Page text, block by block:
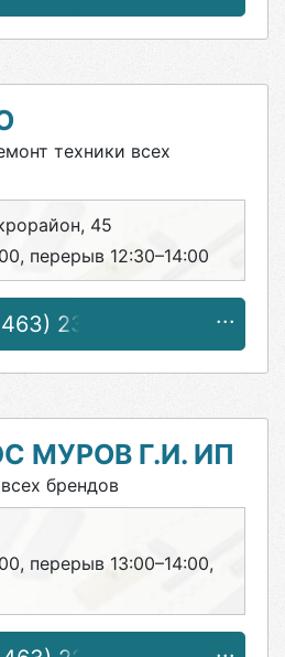
техники всех
45
перерыв 12:30–14:00
23-39-43
МУРОВ Г.И. ИП
брендов
перерыв 13:00–14:00,